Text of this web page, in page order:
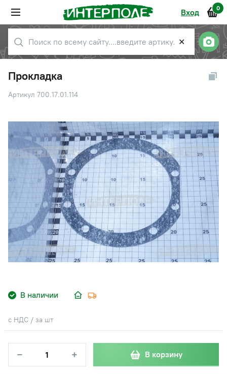
Вход 0
✕
Прокладка
Артикул 700.17.01.114
В наличии
с НДС / за шт
− + В корзину